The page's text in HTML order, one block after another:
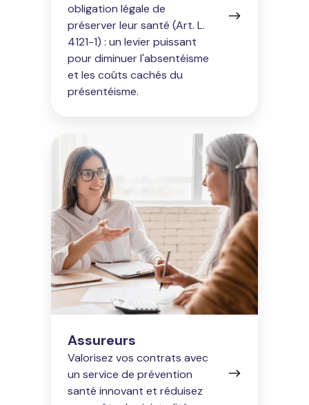
obligation légale de
préserver leur santé (Art. L.
4121-1) : un levier puissant
pour diminuer l'absentéisme
et les coûts cachés du
présentéisme.
Assureurs
Valorisez vos contrats avec
un service de prévention
santé innovant et réduisez
Assureurs